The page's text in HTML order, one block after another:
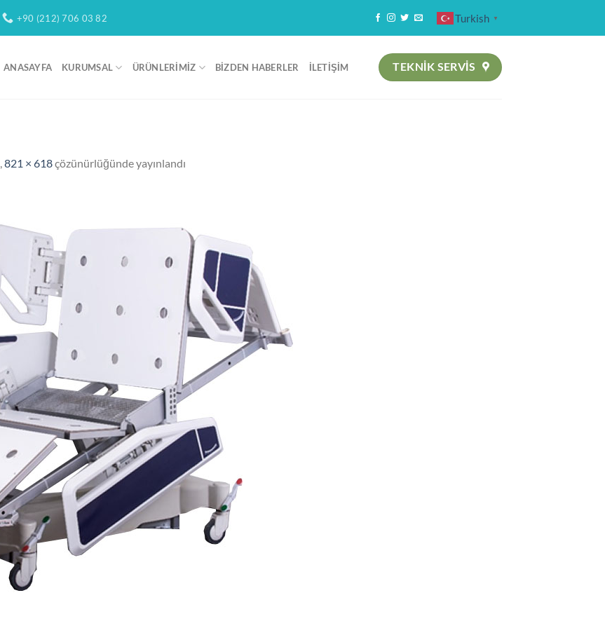
+90 (212) 706 03 82 Turkish ▼
ANASAYFA KURUMSAL ÜRÜNLERIMIZ BIZDEN HABERLER İLETIŞIM TEKNIK SERVİS
821 × 618çözünürlüğünde yayınlandı